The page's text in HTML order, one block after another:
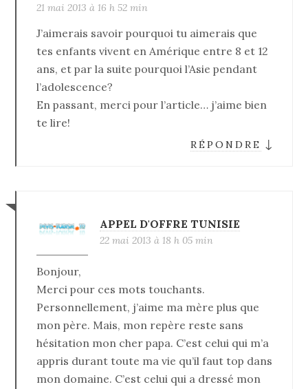
21 mai 2013 à 16 h 52 min
J’aimerais savoir pourquoi tu aimerais que
tes enfants vivent en Amérique entre 8 et 12
ans, et par la suite pourquoi l’Asie pendant
l’adolescence?
En passant, merci pour l’article… j’aime bien
te lire!
RÉPONDRE ↓
APPEL D'OFFRE TUNISIE
22 mai 2013 à 18 h 05 min
Bonjour,
Merci pour ces mots touchants.
Personnellement, j’aime ma mère plus que
mon père. Mais, mon repère reste sans
hésitation mon cher papa. C’est celui qui m’a
appris durant toute ma vie qu’il faut top dans
mon domaine. C’est celui qui a dressé mon